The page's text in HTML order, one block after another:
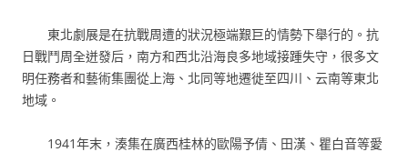
東北劇展是在抗戰周遭的狀況極端艱巨的情勢下舉行的。抗
日戰鬥周全迸發后，南方和西北沿海良多地域接踵失守，很多文
明任務者和藝術集團從上海、北同等地遷徙至四川、云南等東北
地域。
1941年末，湊集在廣西桂林的歐陽予倩、田漢、瞿白音等愛